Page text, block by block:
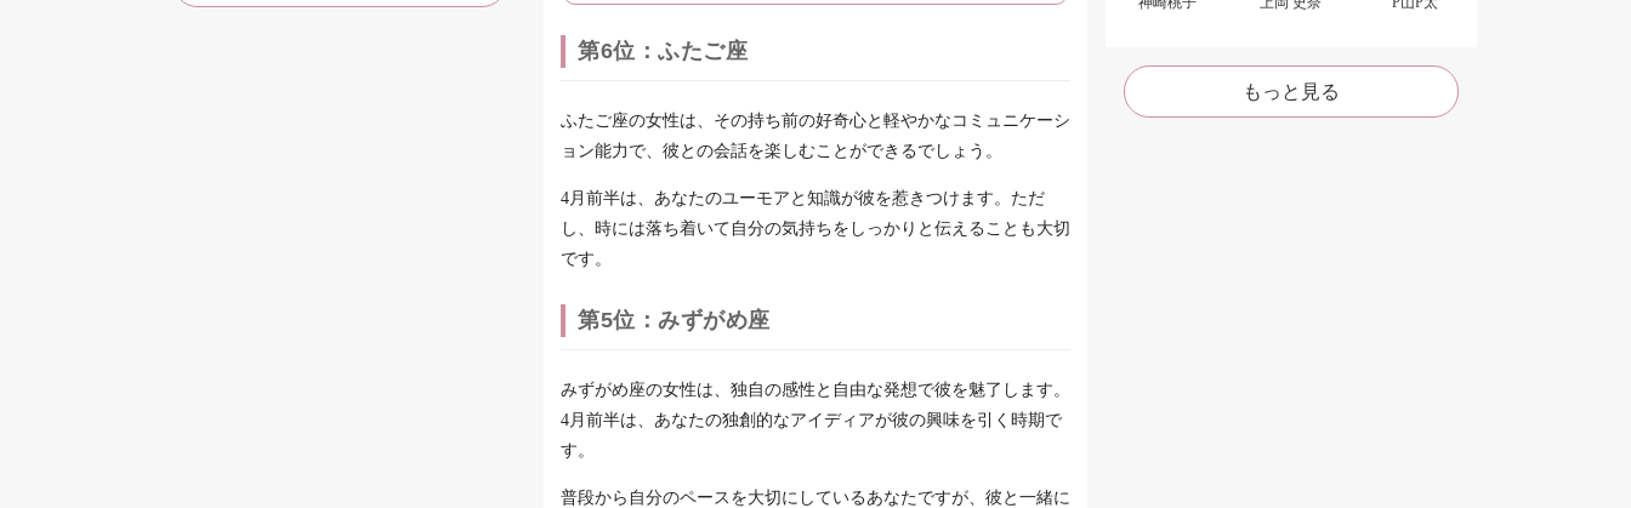
第6位：ふたご座
ふたご座の女性は、その持ち前の好奇心と軽やかなコミュニケーシ
ョン能力で、彼との会話を楽しむことができるでしょう。
4月前半は、あなたのユーモアと知識が彼を惹きつけます。ただ
し、時には落ち着いて自分の気持ちをしっかりと伝えることも大切
です。
第5位：みずがめ座
みずがめ座の女性は、独自の感性と自由な発想で彼を魅了します。
4月前半は、あなたの独創的なアイディアが彼の興味を引く時期で
す。
普段から自分のペースを大切にしているあなたですが、彼と一緒に
もっと見る